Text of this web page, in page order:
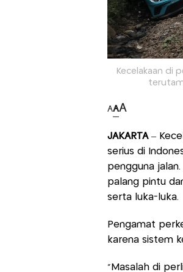
Kecelakaan di
AAA
JAKARTA–
serius di
pengguna
palang pintu
serta luka-luka.
Pengamat
karena sistem
“Masalah di